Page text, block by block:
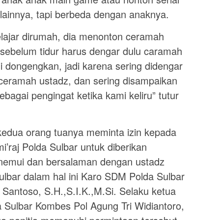
tapi berbeda dengan anaknya.
dirumah, dia menonton ceramah
tidur harus dengar dulu caramah
jadi karena sering didengar
ustadz, dan sering disampaikan
pengingat ketika kami keliru” tutur
orang tuanya meminta izin kepada
Polda Sulbar untuk diberikan
dan bersalaman dengan ustadz
dalam hal ini Karo SDM Polda Sulbar
S.H.,S.I.K.,M.Si. Selaku ketua
Kombes Pol Agung Tri Widiantoro,